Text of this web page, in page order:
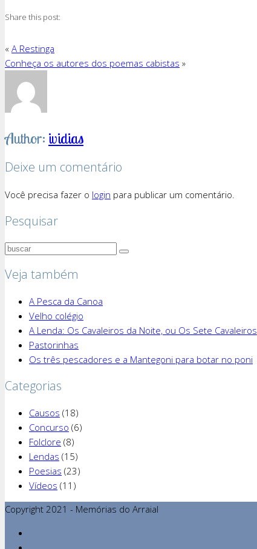
Share this post:
« A Restinga
Conheça os autores dos poemas cabistas »
Author: ividias
Deixe um comentário
Você precisa fazer o login para publicar um comentário.
Pesquisar
Veja também
A Pesca da Canoa
Velho colégio
A Lenda: Os Cavaleiros da Noite, ou Os Sete Cavaleiros
Pastorinhas
Os três pescadores e a Mantegoni para botar no poni
Categorias
Causos (18)
Concurso (6)
Folclore (8)
Lendas (15)
Poesias (23)
Vídeos (11)
Copyright 2021 - Memórias do Arraial